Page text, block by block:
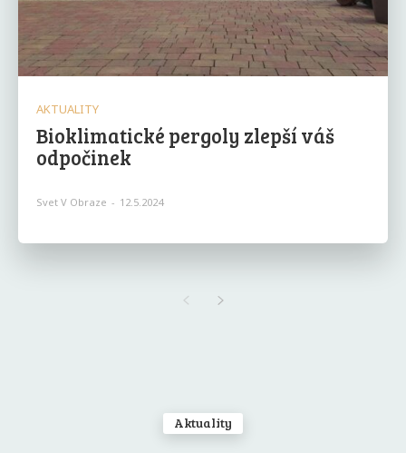
AKTUALITY
Bioklimatické pergoly zlepší váš
odpočinek
Svet V Obraze - 12.5.2024